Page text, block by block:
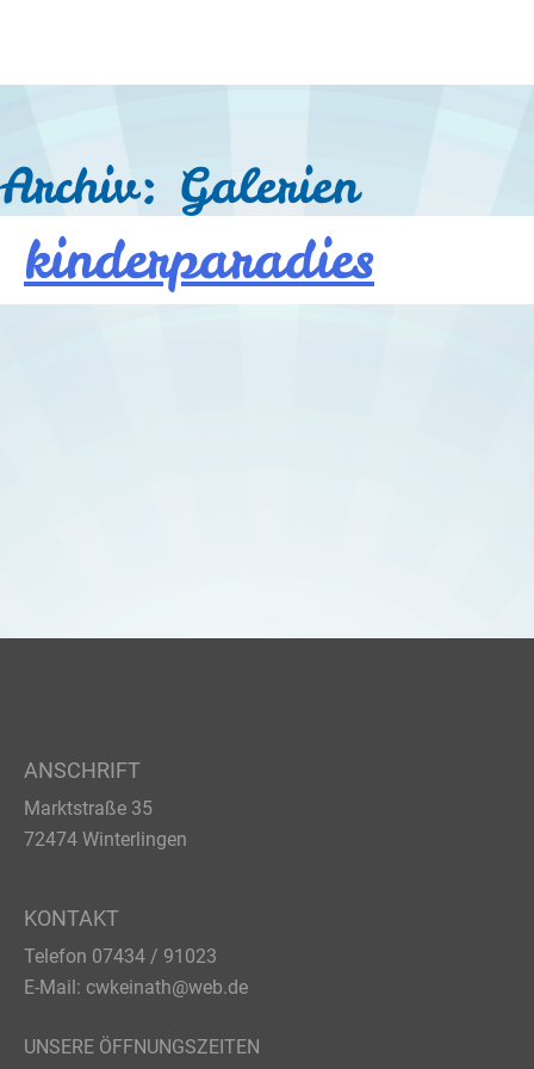
Archiv: Galerien
kinderparadies
ANSCHRIFT
Marktstraße 35
72474 Winterlingen
KONTAKT
Telefon 07434 / 91023
E-Mail: cwkeinath@web.de
UNSERE ÖFFNUNGSZEITEN